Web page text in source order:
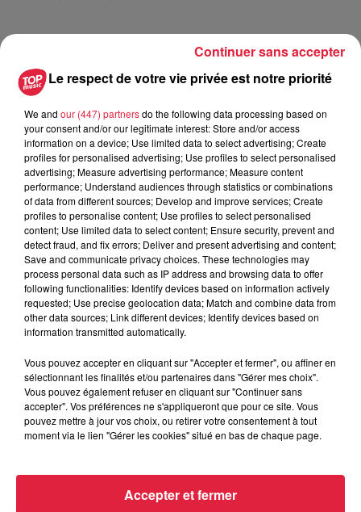
En première partie : Bad juice
Découvrez l’une des grandes
passée d’Internet à la scène avec brio
Laura Cox est la guitariste française numéro un avec ses
incendiaires en Europe ! Son 4ème album -Trouble Coming
nouvelle facette de son talent où des éléments pop et rock
Blues Rock et Classic Rock.Laura Coxet ses 3 musiciens
quelques jours avant leur grande date parisienne.
Le respect de votre vie privée est notre priorité
We and our (447) partnersdo the following data processing based on
your consent and/or our legitimate interest: Store and/or access
information on a device; Use limited data to select advertising; Create
profiles for personalised advertising; Use profiles to select personalised
advertising; Measure advertising performance; Measure content
performance; Understand audiences through statistics or combinations
of data from different sources; Develop and improve services; Create
profiles to personalise content; Use profiles to select personalised
content; Use limited data to select content; Ensure security, prevent and
detect fraud, and fix errors; Deliver and present advertising and content;
Save and communicate privacy choices. These technologies may
process personal data such as IP address and browsing data to offer
following functionalities: Identify devices based on information actively
requested; Use precise geolocation data; Match and combine data from
other data sources; Link different devices; Identify devices based on
information transmitted automatically.
Vous pouvez accepter en cliquant sur "Accepter et fermer", ou affiner en
sélectionnant les finalités et/ou partenaires dans "Gérer mes choix".
Vous pouvez également refuser en cliquant sur "Continuer sans
accepter". Vos préférences ne s'appliqueront que pour ce site. Vous
pouvez mettre à jour vos choix, ou retirer votre consentement à tout
moment via le lien "Gérer les cookies" situé en bas de chaque page.
Accepter et fermer
Continuer sans accepter